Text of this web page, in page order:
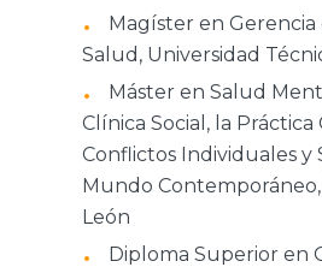
Magíster en Gerencia
Salud, Universidad
Máster en Salud
Clínica Social, la Práctica
Conflictos Individuales y
Mundo
León
Diploma Superior en